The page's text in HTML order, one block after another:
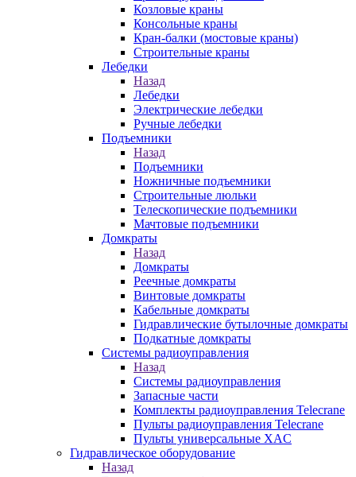
Козловые краны
Консольные краны
Кран-балки (мостовые краны)
Строительные краны
Лебедки
Назад
Лебедки
Электрические лебедки
Ручные лебедки
Подъемники
Назад
Подъемники
Ножничные подъемники
Строительные люльки
Телескопические подъемники
Мачтовые подъемники
Домкраты
Назад
Домкраты
Реечные домкраты
Винтовые домкраты
Кабельные домкраты
Гидравлические бутылочные домкраты
Подкатные домкраты
Системы радиоуправления
Назад
Системы радиоуправления
Запасные части
Комплекты радиоуправления Telecrane
Пульты радиоуправления Telecrane
Пульты универсальные XAC
Гидравлическое оборудование
Назад